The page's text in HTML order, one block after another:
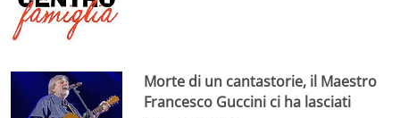
Morte di un cantastorie, il Maestro
Francesco Guccini ci ha lasciati